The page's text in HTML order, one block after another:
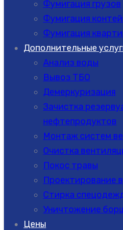
Фумигация грузов
Фумигация
Фумигация
Дополнительные
Анализ воды
Вывоз ТБО
Демеркуризация
Зачистка
нефтепродуктов
Монтаж систем
Очистка
Покос травы
Проектирование
Стирка
Уничтожение
Цены